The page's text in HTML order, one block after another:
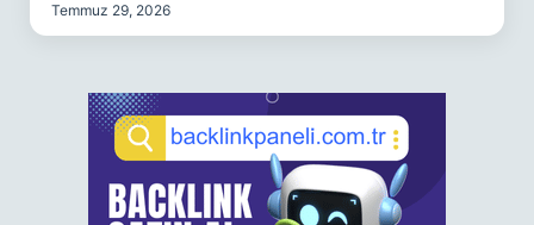
Temmuz 29, 2026